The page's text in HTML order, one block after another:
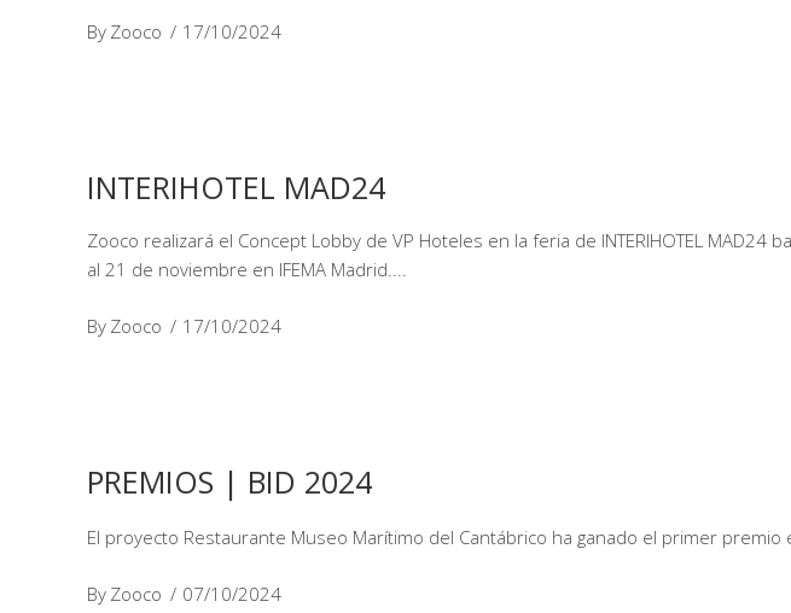
By Zooco 17/10/2024
INTERIHOTEL MAD24
Zooco realizará el Concept Lobby de VP Hoteles en la feria de INTERIHOTEL
al 21 de noviembre en IFEMA Madrid.
By Zooco 17/10/2024
PREMIOS | BID 2024
El proyecto Restaurante Museo Marítimo del Cantábrico ha ganado el primer
By Zooco 07/10/2024